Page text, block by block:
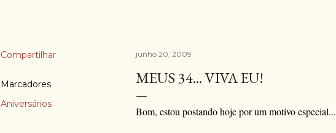
Compartilhar
Marcadores
Aniversários
junho 20, 2009
MEUS 34... VIVA EU!
Bom, estou postando hoje por um motivo especial...